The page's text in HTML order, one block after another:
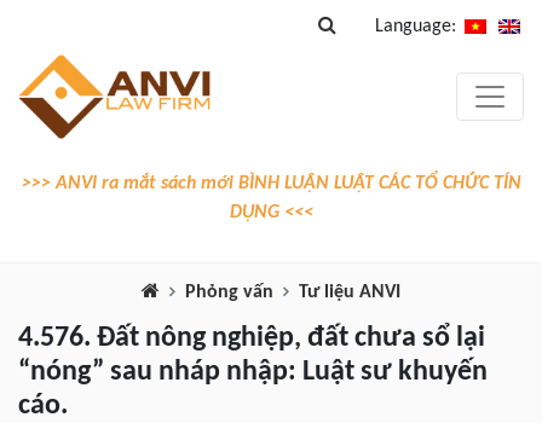
Language:
>>> ANVI ra mắt sách mới BÌNH LUẬN LUẬT CÁC TỔ CHỨC TÍN
DỤNG <<<
Phỏng vấn Tư liệu ANVI
4.576. Đất nông nghiệp, đất chưa sổ lại
“nóng” sau nháp nhập: Luật sư khuyến
cáo.